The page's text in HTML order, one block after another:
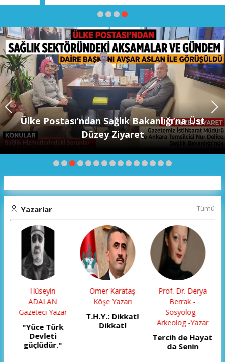
El Yapımı Teleskoplarla Uzayın Derinliklerini
Keşfediyorlar
Yazarlar Tümü
Ömer Karataş
Köşe Yazarı
T.H.Y.: Dikkat!
Dikkat!
Prof. Dr. Derya
Berrak -
Sosyolog -
Arkeolog -Yazar
Gökalp Şentürk
BUGÜN BENİM
DOĞUM
GÜNÜM…